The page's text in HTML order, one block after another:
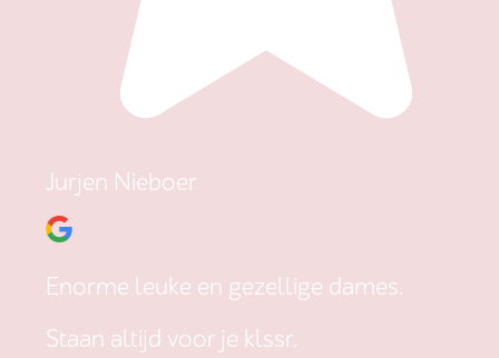
Jurjen Nieboer
Enorme leuke en gezellige dames.
Staan altijd voor je klssr.